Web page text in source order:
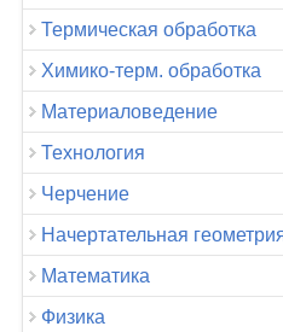
о Фотоника. Мир лазеров и
Термическая обработка
Химико-терм. обработка
Материаловедение
Технология
Черчение
Начертательная
Математика
Физика